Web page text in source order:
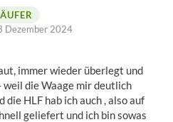
Dezember 2024
immer wieder überlegt und
weil die Waage mir deutlich
die HLF hab ich auch , also auf
geliefert und ich bin sowas